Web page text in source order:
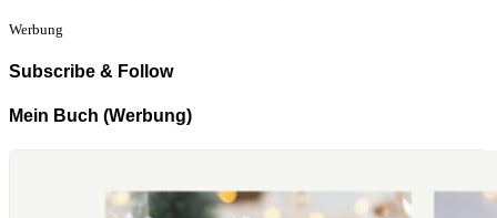
Werbung
Subscribe & Follow
Mein Buch (Werbung)